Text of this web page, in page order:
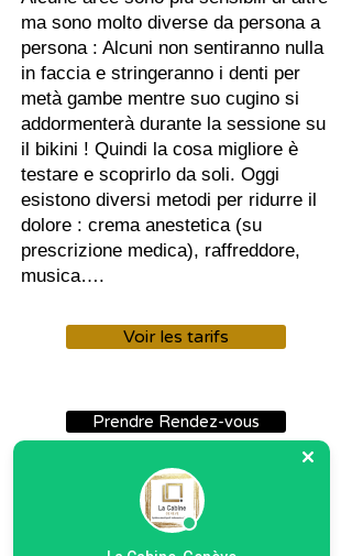
ma sono molto diverse da persona a
persona : Alcuni non sentiranno nulla
in faccia e stringeranno i denti per
metà gambe mentre suo cugino si
addormenterà durante la sessione su
il bikini ! Quindi la cosa migliore è
testare e scoprirlo da soli. Oggi
esistono diversi metodi per ridurre il
dolore : crema anestetica (su
prescrizione medica), raffreddore,
musica….
Voir les tarifs
Prendre Rendez-vous